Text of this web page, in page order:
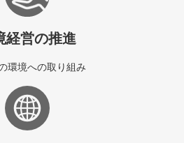
経営の推進
環境への取り組み